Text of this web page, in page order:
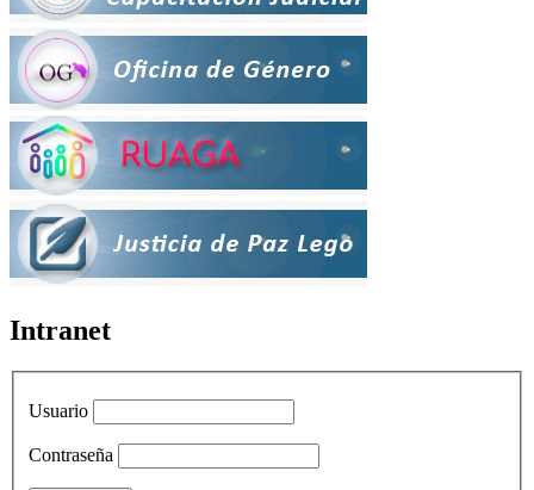
Intranet
Usuario
Contraseña